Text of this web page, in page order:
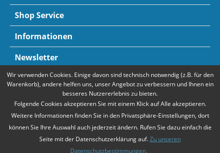
Shop Service
Informationen
Newsletter
Zahlungsarten Mehr Informationen
Wir verwenden Cookies. Einige davon sind technisch notwendig (z.B. für den
Warenkorb), andere helfen uns, unser Angebot zu verbessern und Ihnen ein
besseres Nutzererlebnis zu bieten.
Folgende Cookies akzeptieren Sie mit einem Klick auf Alle akzeptieren.
Weitere Informationen finden Sie in den Privatsphäre-Einstellungen, dort
können Sie Ihre Auswahl auch jederzeit ändern. Rufen Sie dazu einfach die
Seite mit der Datenschutzerklärung auf.Zu unseren
Datenschutzbestimmungen.